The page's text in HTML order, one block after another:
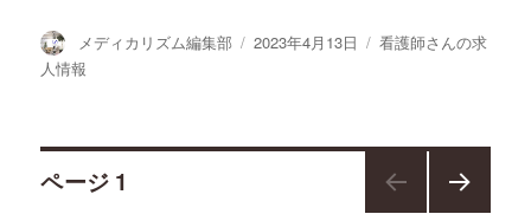
投
稿
メディカリズム編集部
投
2023年4月13日
カ
看護師さんの求
人情報
投
ページ 1